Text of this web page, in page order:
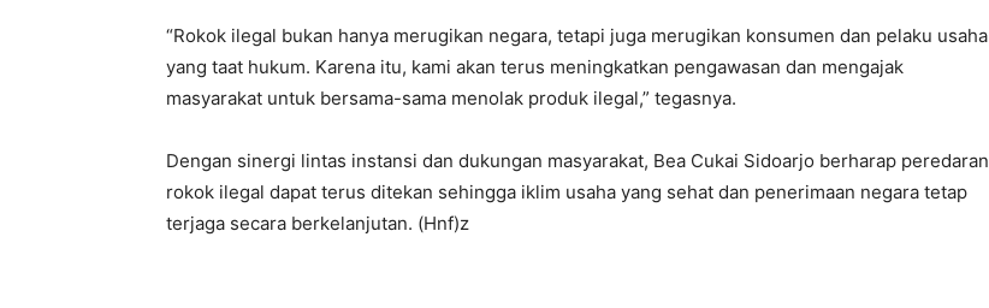
“Rokok ilegal bukan hanya merugikan negara, tetapi juga merugikan konsumen dan pelaku usaha
yang taat hukum. Karena itu, kami akan terus meningkatkan pengawasan dan mengajak
masyarakat untuk bersama-sama menolak produk ilegal,” tegasnya.
Dengan sinergi lintas instansi dan dukungan masyarakat, Bea Cukai Sidoarjo berharap peredaran
rokok ilegal dapat terus ditekan sehingga iklim usaha yang sehat dan penerimaan negara tetap
terjaga secara berkelanjutan. (Hnf)z